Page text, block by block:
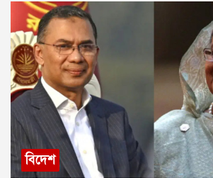
সফল।🐐 মকর (Capricorn): ভুল
(Aquarius): সহায়তা মিলবে।🐟 মীন
ভালো যাবে।যে কোনও সমস্যার স্থায়ী
যোগাযোগ করুনঃ শ্রী সূপর্ণ
৯৮৩০০৬৫২৪০, ওয়েবসাইটঃ
বিদেশ